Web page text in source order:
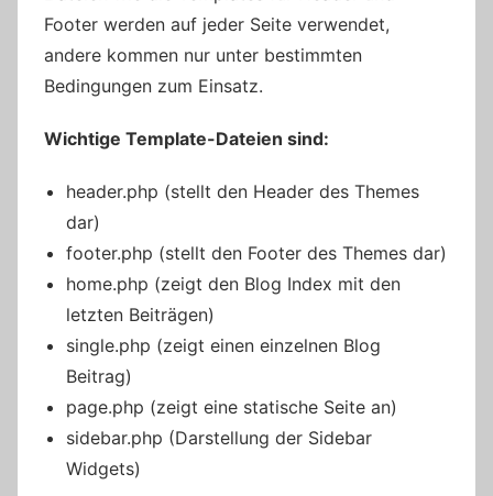
Footer werden auf jeder Seite verwendet,
andere kommen nur unter bestimmten
Bedingungen zum Einsatz.
Wichtige Template-Dateien sind:
header.php (stellt den Header des Themes
dar)
footer.php (stellt den Footer des Themes dar)
home.php (zeigt den Blog Index mit den
letzten Beiträgen)
single.php (zeigt einen einzelnen Blog
Beitrag)
page.php (zeigt eine statische Seite an)
sidebar.php (Darstellung der Sidebar
Widgets)